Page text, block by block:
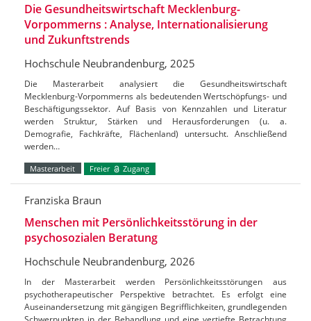
Die Gesundheitswirtschaft Mecklenburg-
Vorpommerns : Analyse, Internationalisierung
und Zukunftstrends
Hochschule Neubrandenburg, 2025
Die Masterarbeit analysiert die Gesundheitswirtschaft
Mecklenburg-Vorpommerns als bedeutenden Wertschöpfungs- und
Beschäftigungssektor. Auf Basis von Kennzahlen und Literatur
werden Struktur, Stärken und Herausforderungen (u. a.
Demografie, Fachkräfte, Flächenland) untersucht. Anschließend
werden…
Masterarbeit Freier Zugang
Franziska Braun
Menschen mit Persönlichkeitsstörung in der
psychosozialen Beratung
Hochschule Neubrandenburg, 2026
In der Masterarbeit werden Persönlichkeitsstörungen aus
psychotherapeutischer Perspektive betrachtet. Es erfolgt eine
Auseinandersetzung mit gängigen Begrifflichkeiten, grundlegenden